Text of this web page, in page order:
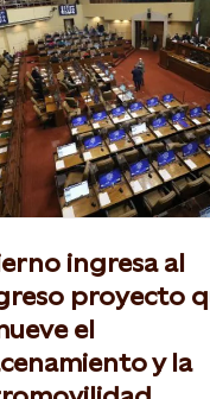
ingresa al
proyecto
el
y la